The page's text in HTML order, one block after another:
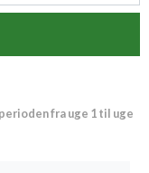
fra uge 1 til uge